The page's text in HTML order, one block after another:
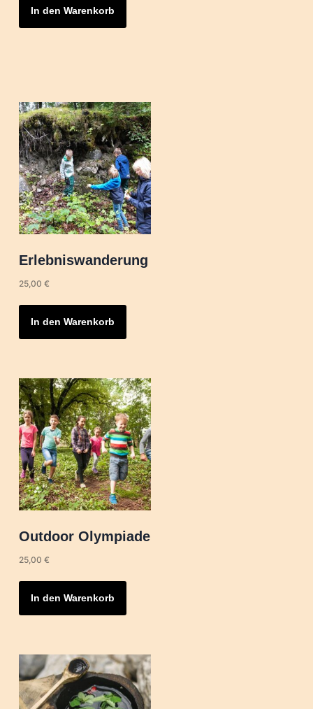
In den Warenkorb
Erlebniswanderung
25,00 €
In den Warenkorb
Outdoor Olympiade
25,00 €
In den Warenkorb